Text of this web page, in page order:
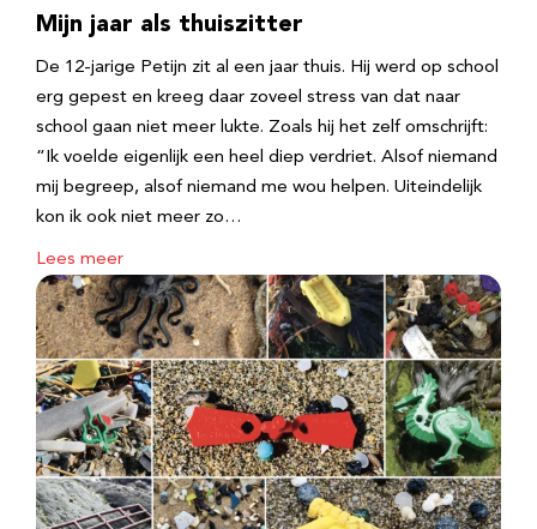
Mijn jaar als thuiszitter
De 12-jarige Petijn zit al een jaar thuis. Hij werd op school
erg gepest en kreeg daar zoveel stress van dat naar
school gaan niet meer lukte. Zoals hij het zelf omschrijft:
“Ik voelde eigenlijk een heel diep verdriet. Alsof niemand
mij begreep, alsof niemand me wou helpen. Uiteindelijk
kon ik ook niet meer zo…
Lees meer